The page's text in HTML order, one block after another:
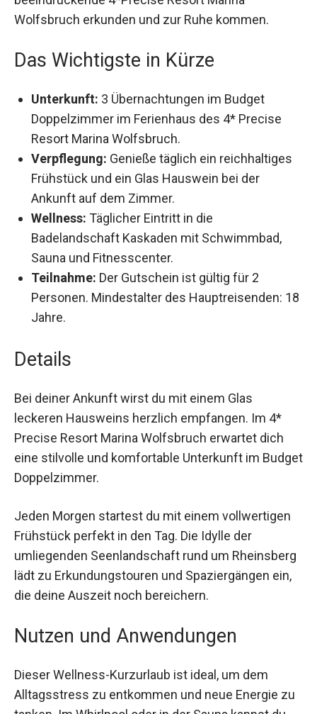
beeindruckende 4*Precise Resort Marina
Wolfsbruch erkunden und zur Ruhe kommen.
Das Wichtigste in Kürze
Unterkunft: 3 Übernachtungen im Budget
Doppelzimmer im Ferienhaus des 4* Precise
Resort Marina Wolfsbruch.
Verpflegung: Genieße täglich ein reichhaltiges
Frühstück und ein Glas Hauswein bei der
Ankunft auf dem Zimmer.
Wellness: Täglicher Eintritt in die
Badelandschaft Kaskaden mit Schwimmbad,
Sauna und Fitnesscenter.
Teilnahme: Der Gutschein ist gültig für 2
Personen. Mindestalter des Hauptreisenden:
18 Jahre.
Details
Bei deiner Ankunft wirst du mit einem Glas
leckeren Hausweins herzlich empfangen. Im 4*
Precise Resort Marina Wolfsbruch erwartet dich
eine stilvolle und komfortable Unterkunft im
Budget Doppelzimmer.
Jeden Morgen startest du mit einem vollwertigen
Frühstück perfekt in den Tag. Die Idylle der
umliegenden Seenlandschaft rund um
Rheinsberg lädt zu Erkundungstouren und
Spaziergängen ein, die deine Auszeit noch
Nutzen und Anwendungen
Dieser Wellness-Kurzurlaub ist ideal, um dem